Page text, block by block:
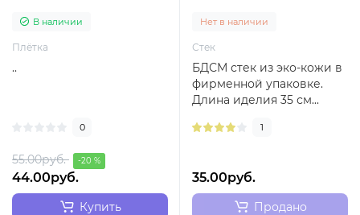
В наличии
Плётка
..
0
55.00руб. -20 %
44.00руб.
Купить
Нет в наличии
Стек
БДСМ стек из эко-кожи в
фирменной упаковке.
Длина иделия 35 см...
1
35.00руб.
Продано